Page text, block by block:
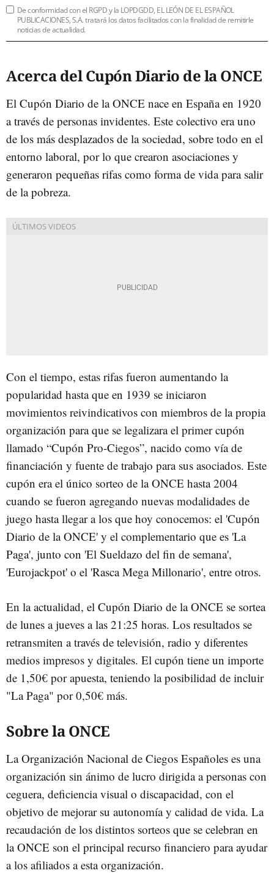
De conformidad con el RGPD y la LOPDGDD, EL LEÓN DE EL ESPAÑOL
PUBLICACIONES, S.A. tratará los datos facilitados con la finalidad de remitirle
noticias de actualidad.
Acerca del Cupón Diario de la ONCE
El Cupón Diario de la ONCE nace en España en 1920
a través de personas invidentes. Este colectivo era uno
de los más desplazados de la sociedad, sobre todo en el
entorno laboral, por lo que crearon asociaciones y
generaron pequeñas rifas como forma de vida para salir
de la pobreza.
Con el tiempo, estas rifas fueron aumentando la
popularidad hasta que en 1939 se iniciaron
movimientos reivindicativos con miembros de la propia
organización para que se legalizara el primer cupón
llamado “Cupón Pro-Ciegos”, nacido como vía de
financiación y fuente de trabajo para sus asociados. Este
cupón era el único sorteo de la ONCE hasta 2004
cuando se fueron agregando nuevas modalidades de
juego hasta llegar a los que hoy conocemos: el 'Cupón
Diario de la ONCE' y el complementario que es 'La
Paga', junto con 'El Sueldazo del fin de semana',
'Eurojackpot' o el 'Rasca Mega Millonario', entre otros.
En la actualidad, el Cupón Diario de la ONCE se sortea
de lunes a jueves a las 21:25 horas. Los resultados se
retransmiten a través de televisión, radio y diferentes
medios impresos y digitales. El cupón tiene un importe
de 1,50€ por apuesta, teniendo la posibilidad de incluir
"La Paga" por 0,50€ más.
Sobre la ONCE
La Organización Nacional de Ciegos Españoles es una
organización sin ánimo de lucro dirigida a personas con
ceguera, deficiencia visual o discapacidad, con el
objetivo de mejorar su autonomía y calidad de vida. La
recaudación de los distintos sorteos que se celebran en
la ONCE son el principal recurso financiero para ayudar
a los afiliados a esta organización.